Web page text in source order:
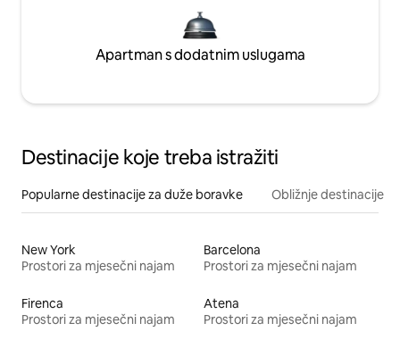
Apartman s dodatnim uslugama
Destinacije koje treba istražiti
Popularne destinacije za duže boravke Obližnje destinacije
New York
Prostori za mjesečni najam
Barcelona
Prostori za mjesečni najam
Firenca
Prostori za mjesečni najam
Atena
Prostori za mjesečni najam